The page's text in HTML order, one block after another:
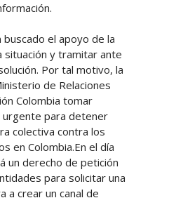
el apoyo de la
situación y tramitar ante
Por tal motivo, la
de Relaciones
Colombia tomar
urgente para detener
colectiva contra los
en Colombia.En el día
un derecho de petición
para solicitar una
a crear un canal de